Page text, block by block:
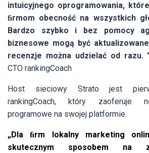
intuicyjnego oprogramowania,
ﬁrmom obecność na wszystkich
Bardzo szybko i bez pomocy
biznesowe mogą być
recenzje można udzielać od razu. "
CTO rankingCoach
Host sieciowy Strato jest
rankingCoach, który zaoferuje
programowe na swojej platformie.
„Dla ﬁrm lokalny marketing
skutecznym sposobem na